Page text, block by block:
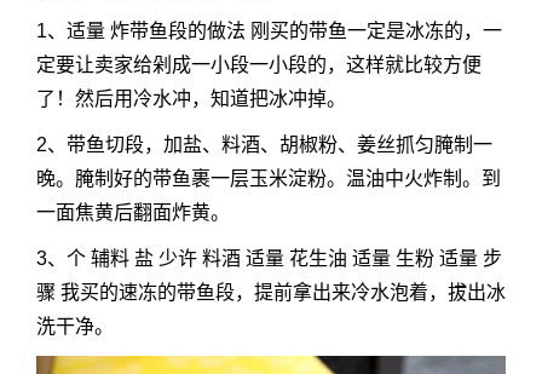
1、适量 炸带鱼段的做法 刚买的带鱼一定是冰冻的，一
定要让卖家给剁成一小段一小段的，这样就比较方便
了！然后用冷水冲，知道把冰冲掉。
2、带鱼切段，加盐、料酒、胡椒粉、姜丝抓匀腌制一
晚。腌制好的带鱼裹一层玉米淀粉。温油中火炸制。到
一面焦黄后翻面炸黄。
3、个 辅料 盐 少许 料酒 适量 花生油 适量 生粉 适量 步
骤 我买的速冻的带鱼段，提前拿出来冷水泡着，拔出冰
洗干净。